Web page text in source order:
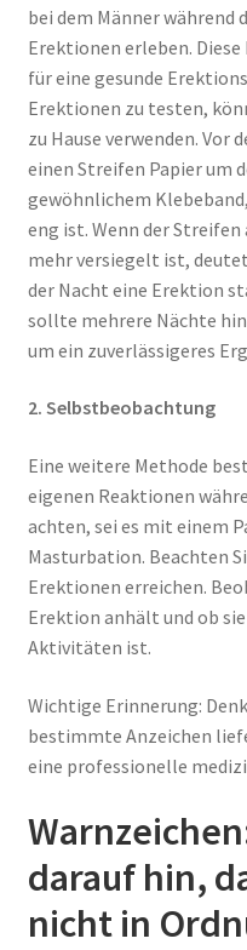
bei dem Männer während
Erektionen erleben.
für eine gesunde
Erektionen zu testen,
zu Hause verwenden. Vor
einen Streifen Papier um
gewöhnlichem
eng ist. Wenn der
mehr versiegelt ist,
der Nacht eine Erektion
sollte mehrere Nächte
um ein zuverlässigeres
2. Selbstbeobachtung
Eine weitere Methode
eigenen Reaktionen
achten, sei es mit einem
Masturbation. Beachten
Erektionen erreichen.
Erektion anhält und ob
Aktivitäten ist.
Wichtige Erinnerung:
bestimmte Anzeichen
eine professionelle
darauf hin,
nicht in